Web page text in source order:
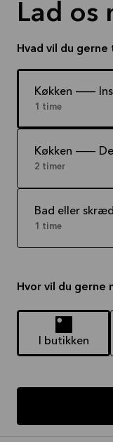
Lad os
Hvad vil du gerne
Køkken --
1 time
Køkken --
2 timer
Bad eller
1 time
Hvor vil du gerne
I butikken